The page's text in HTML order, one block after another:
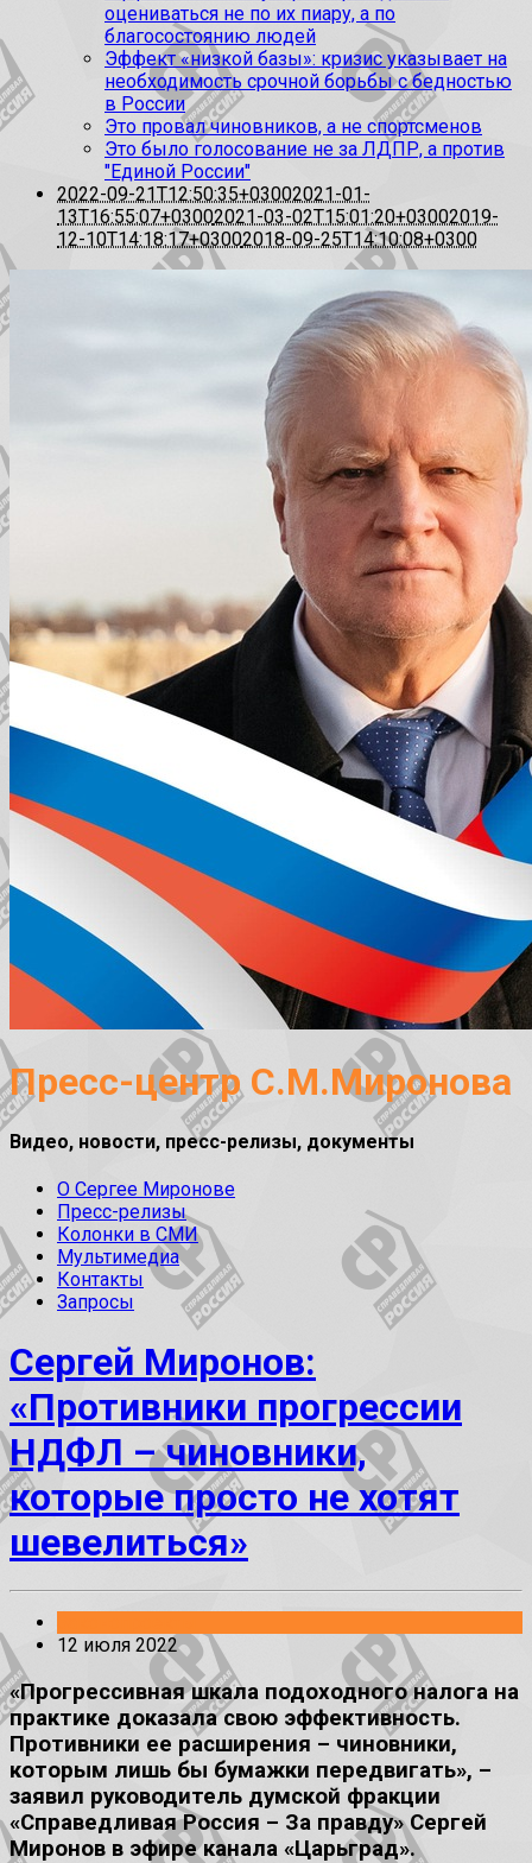
оцениваться не по их пиару, а по
благосостоянию людей
Эффект «низкой базы»: кризис указывает на
необходимость срочной борьбы с бедностью
в России
Это провал чиновников, а не спортсменов
Это было голосование не за ЛДПР, а против
"Единой России"
2022-09-21T12:50:35+03002021-01-
13T16:55:07+03002021-03-02T15:01:20+03002019-
12-10T14:18:17+03002018-09-25T14:10:08+0300
Пресс-центр С.М.Миронова
Видео, новости, пресс-релизы, документы
О Сергее Миронове
Пресс-релизы
Колонки в СМИ
Мультимедиа
Контакты
Запросы
Сергей Миронов:
«Противники прогрессии
НДФЛ – чиновники,
которые просто не хотят
шевелиться»
12 июля 2022
«Прогрессивная шкала подоходного налога на
практике доказала свою эффективность.
Противники ее расширения – чиновники,
которым лишь бы бумажки передвигать», –
заявил руководитель думской фракции
«Справедливая Россия – За правду» Сергей
Миронов в эфире канала «Царьград».